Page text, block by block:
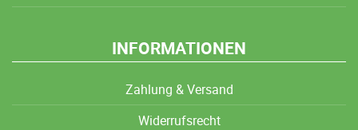
INFORMATIONEN
Zahlung & Versand
Widerrufsrecht